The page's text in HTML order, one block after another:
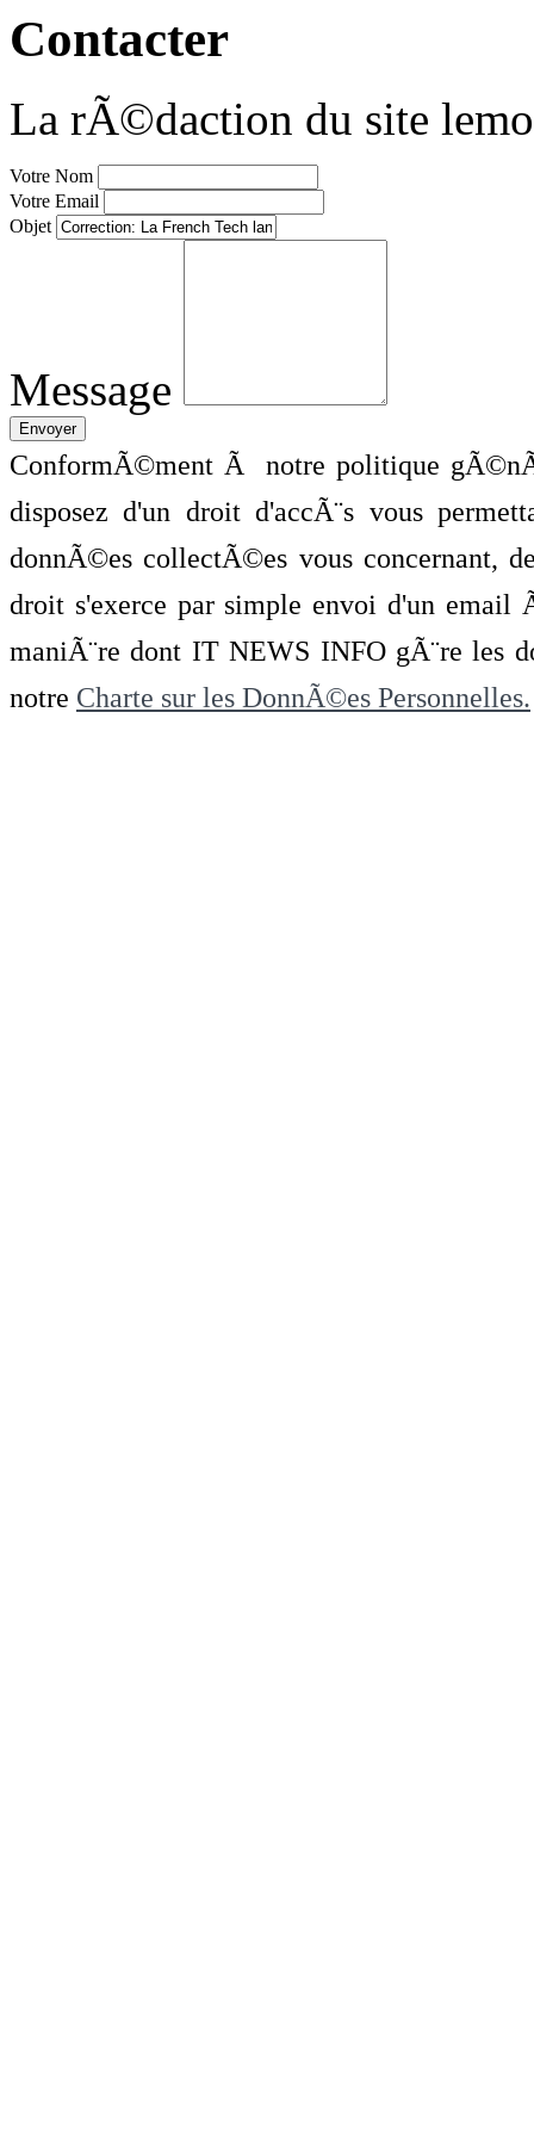
Contacter
La rÃ©daction du site
Votre Nom
Votre Email
Objet
Message
ConformÃ©ment Ã notre politique
disposez d'un droit d'accÃ¨s vous
donnÃ©es collectÃ©es vous concernant,
droit s'exerce par simple envoi d'un
maniÃ¨re dont IT NEWS INFO gÃ¨re les
notre Charte sur les DonnÃ©es Personnelles.